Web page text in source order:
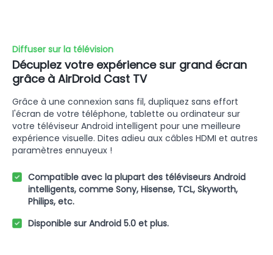
Diffuser sur la télévision
Décuplez votre expérience sur grand écran
grâce à AirDroid Cast TV
Grâce à une connexion sans fil, dupliquez sans effort
l'écran de votre téléphone, tablette ou ordinateur sur
votre téléviseur Android intelligent pour une meilleure
expérience visuelle. Dites adieu aux câbles HDMI et autres
paramètres ennuyeux !
Compatible avec la plupart des téléviseurs Android
intelligents, comme Sony, Hisense, TCL, Skyworth,
Philips, etc.
Disponible sur Android 5.0 et plus.